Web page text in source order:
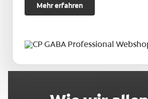
Mehr erfahren